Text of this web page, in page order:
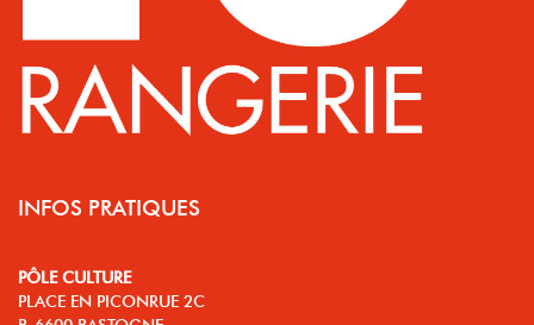
INFOS PRATIQUES
PÔLE CULTURE
PLACE EN PICONRUE 2C
B-6600 BASTOGNE